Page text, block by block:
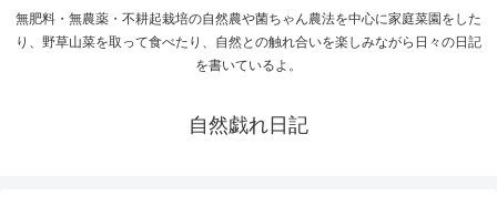
無肥料・無農薬・不耕起栽培の自然農や菌ちゃん農法を中心に家庭菜園をした
り、野草山菜を取って食べたり、自然との触れ合いを楽しみながら日々の日記
を書いているよ。
自然戯れ日記